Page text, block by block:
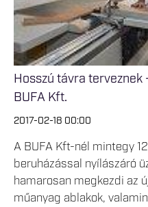
Hosszú távra terveznek
BUFA Kft.
2017-02-18 00:00
A BUFA Kft-nél mintegy
beruházással nyílászáró
hamarosan megkezdi az
műanyag ablakok,